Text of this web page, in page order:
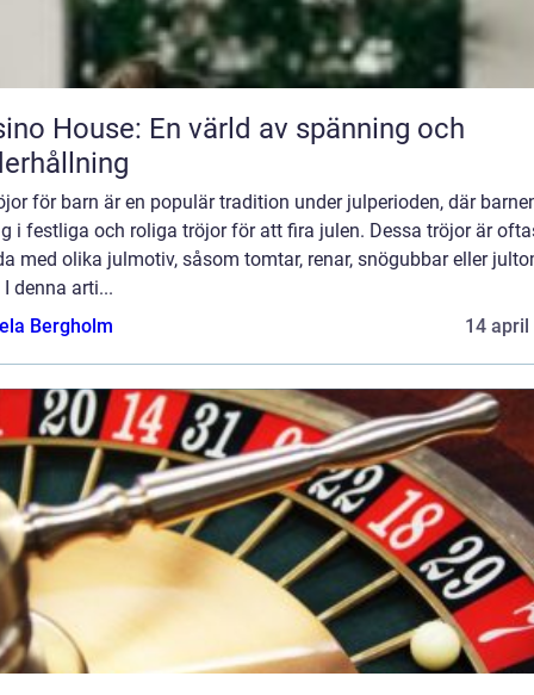
House: En värld av spänning och
för barn är en populär tradition under julperioden, där
i festliga och roliga tröjor för att fira julen. Dessa tröjor är
med olika julmotiv, såsom tomtar, renar, snögubbar eller
denna arti...
Bergholm
14 april